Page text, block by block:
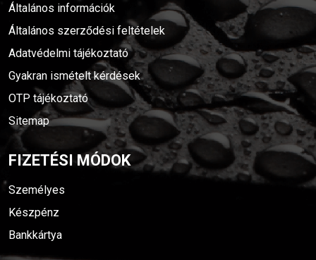
Általános információk
Általános szerződési feltételek
Adatvédelmi tájékoztató
Gyakran ismételt kérdések
OTP tájékoztató
Sitemap
FIZETÉSI MÓDOK
Személyes
Készpénz
Bankkártya